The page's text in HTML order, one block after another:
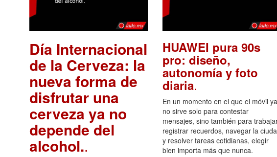
Día Internacional
de la Cerveza: la
nueva forma de
disfrutar una
cerveza ya no
depende del
alcohol..
HUAWEI pura 90s
pro: diseño,
autonomía y foto
diaria.
En un momento en el que el móvil ya
no sirve solo para contestar
mensajes, sino también para
registrar recuerdos, navegar la
y resolver tareas cotidianas, elegir
bien importa más que nunca.